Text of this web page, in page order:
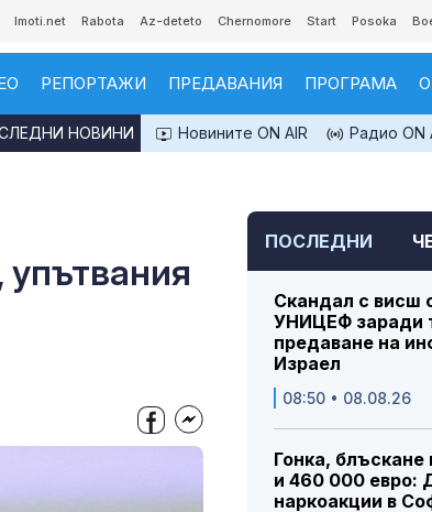
Imoti.net Rabota Az-deteto Chernomore Start Posoka
РЕПОРТАЖИ ПРЕДАВАНИЯ ПРОГРАМА
Новините ON AIR Радио ON
НОВИНИ
ПОСЛЕДНИ
Скандал с висш
УНИЦЕФ заради
предаване на
Израел
08:50 • 08.08.26
Гонка, блъскане
и 460 000 евро:
наркоакции в